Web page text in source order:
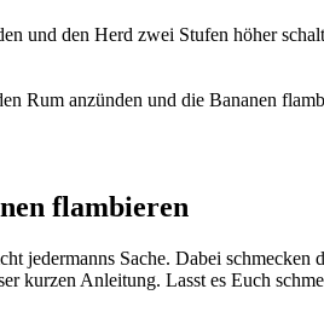
und den Herd zwei Stufen höher
Rum anzünden und die Bananen
flambieren
jedermanns Sache. Dabei
kurzen Anleitung. Lasst es Euch